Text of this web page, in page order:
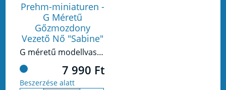
Prehm-miniaturen -
G Méretű
Gőzmozdony
Vezető Nő "Sabine"
G méretű modellvasúthoz készült figura.
7 990 Ft
Beszerzése alatt